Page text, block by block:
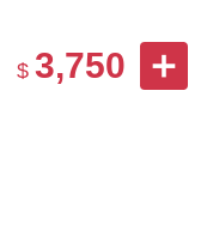
$ 3,750